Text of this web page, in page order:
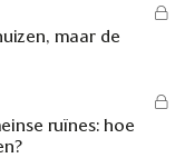
maar de
ruïnes: hoe